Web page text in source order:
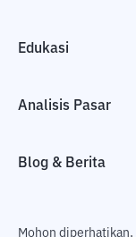
Edukasi
Analisis Pasar
Blog & Berita
Mohon